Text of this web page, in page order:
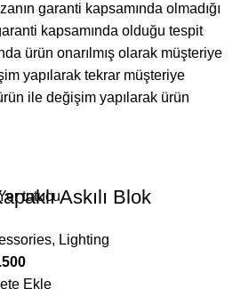
garanti kapsamında olmadığı
kapsamında olduğu tespit
ürün onarılmış olarak müşteriye
yapılarak tekrar müşteriye
ile değişim yapılarak ürün
Askılı Blok
, Lighting
Ekle